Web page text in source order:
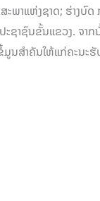
ພາແຫ່ງຊາດ; ຮ່າງບົ
ະຊາຊົນຂັ້ນແຂວງ. ຈ
ນສຳຄັນໃຫ້ແກ່ຄະນະ